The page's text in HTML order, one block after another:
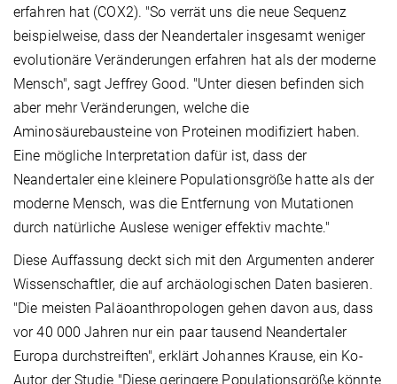
erfahren hat (COX2). "So verrät uns die neue Sequenz
beispielweise, dass der Neandertaler insgesamt weniger
evolutionäre Veränderungen erfahren hat als der moderne
Mensch", sagt Jeffrey Good. "Unter diesen befinden sich
aber mehr Veränderungen, welche die
Aminosäurebausteine von Proteinen modifiziert haben.
Eine mögliche Interpretation dafür ist, dass der
Neandertaler eine kleinere Populationsgröße hatte als der
moderne Mensch, was die Entfernung von Mutationen
durch natürliche Auslese weniger effektiv machte."
Diese Auffassung deckt sich mit den Argumenten anderer
Wissenschaftler, die auf archäologischen Daten basieren.
"Die meisten Paläoanthropologen gehen davon aus, dass
vor 40 000 Jahren nur ein paar tausend Neandertaler
Europa durchstreiften", erklärt Johannes Krause, ein Ko-
Autor der Studie "Diese geringere Populationsgröße könnte